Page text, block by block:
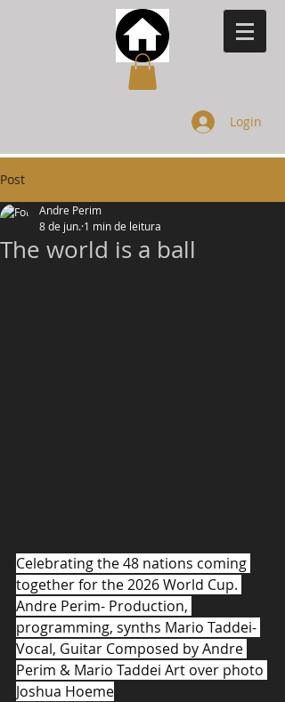
Login
Post
The world is a ball
Andre Perim
8 de jun. 1 min de leitura
Celebrating the 48 nations coming
together for the 2026 World Cup.
Andre Perim- Production,
programming, synths Mario Taddei-
Vocal, Guitar Composed by Andre
Perim & Mario Taddei Art over photo
Joshua Hoeme